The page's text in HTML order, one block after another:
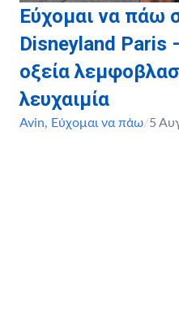
Εύχομαι να πάω
Disneyland Paris
οξεία
λευχαιμία
Avin, Εύχομαι να πάω/5